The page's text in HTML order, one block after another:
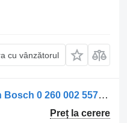
cu vânzătorul
Unitate de control cutie de viteze ECU Volvo 70350166 pentru camion Bosch 0 260 002 557/558 70350166 9959942 70350178
Preț la cerere